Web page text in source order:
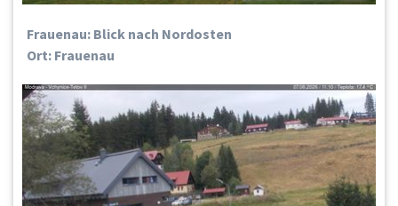
Frauenau: Blick nach Nordosten
Ort: Frauenau